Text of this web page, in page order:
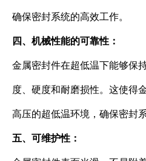
确保密封系统的高效工作。
四、机械性能的可靠性：
金属密封件在超低温下能够保
度、硬度和耐磨损性。这使得
高压的超低温环境，确保密封
五、可维护性：